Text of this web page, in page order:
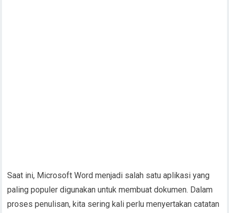
Saat ini, Microsoft Word menjadi salah satu aplikasi yang
paling populer digunakan untuk membuat dokumen. Dalam
proses penulisan, kita sering kali perlu menyertakan catatan